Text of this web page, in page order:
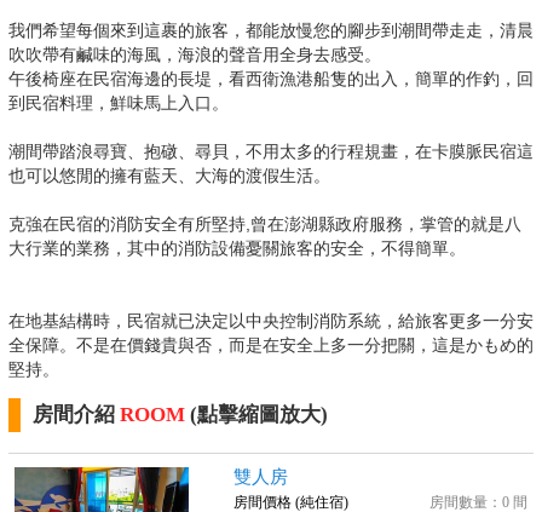
我們希望每個來到這裹的旅客，都能放慢您的腳步到潮間帶走走，清晨
吹吹帶有鹹味的海風，海浪的聲音用全身去感受。
午後椅座在民宿海邊的長堤，看西衛漁港船隻的出入，簡單的作釣，回
到民宿料理，鮮味馬上入口。
潮間帶踏浪尋寶、抱礅、尋貝，不用太多的行程規畫，在卡膜脈民宿這
也可以悠閒的擁有藍天、大海的渡假生活。
克強在民宿的消防安全有所堅持,曾在澎湖縣政府服務，掌管的就是八
大行業的業務，其中的消防設備憂關旅客的安全，不得簡單。
在地基結構時，民宿就已決定以中央控制消防系統，給旅客更多一分安
全保障。不是在價錢貴與否，而是在安全上多一分把關，這是かもめ的
堅持。
房間介紹 ROOM (點擊縮圖放大)
雙人房
房間數量：0 間
房間價格 (純住宿)